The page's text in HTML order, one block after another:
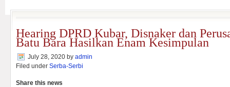
Hearing DPRD Kubar, Disnaker dan
Batu Bara Hasilkan Enam Kesimpulan
July 28, 2020 by admin
Filed under Serba-Serbi
Share this news